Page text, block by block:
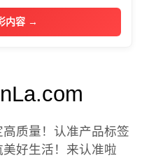
内容 →
质量！认准产品标签
好生活！来认准啦